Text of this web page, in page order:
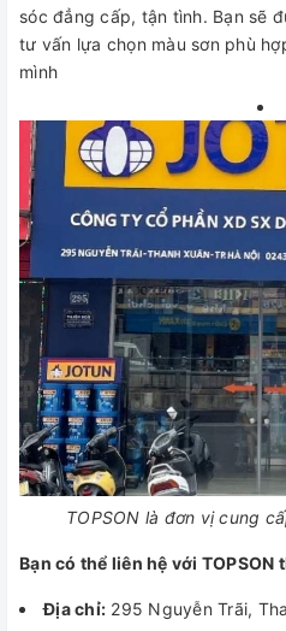
sóc đẳng cấp, tận tình. Bạn sẽ
tư vấn lựa chọn màu sơn phù
mình
TOPSON là đơn vị cung
Bạn có thể liên hệ với TOPSON
Địa chỉ: 295 Nguyễn Trãi,